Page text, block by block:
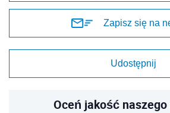
Zapisz się na
Udostępnij
Oceń jakość naszego